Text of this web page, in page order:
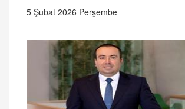
5 Şubat 2026 Perşembe